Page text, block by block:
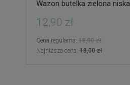
Wazon butelka zielona niska
12,90 zł
Cena regularna: 18,00 zł
Najniższa cena: 18,00 zł